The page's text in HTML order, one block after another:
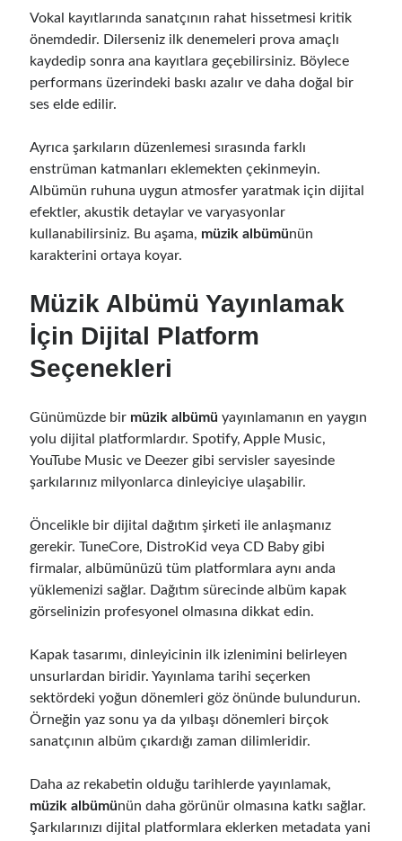
Vokal kayıtlarında sanatçının rahat hissetmesi kritik
önemdedir. Dilerseniz ilk denemeleri prova amaçlı
kaydedip sonra ana kayıtlara geçebilirsiniz. Böylece
performans üzerindeki baskı azalır ve daha doğal bir
ses elde edilir.
Ayrıca şarkıların düzenlemesi sırasında farklı
enstrüman katmanları eklemekten çekinmeyin.
Albümün ruhuna uygun atmosfer yaratmak için dijital
efektler, akustik detaylar ve varyasyonlar
kullanabilirsiniz. Bu aşama, müzik albümünün
karakterini ortaya koyar.
Müzik Albümü Yayınlamak
İçin Dijital Platform
Seçenekleri
Günümüzde bir müzik albümü yayınlamanın en yaygın
yolu dijital platformlardır. Spotify, Apple Music,
YouTube Music ve Deezer gibi servisler sayesinde
şarkılarınız milyonlarca dinleyiciye ulaşabilir.
Öncelikle bir dijital dağıtım şirketi ile anlaşmanız
gerekir. TuneCore, DistroKid veya CD Baby gibi
firmalar, albümünüzü tüm platformlara aynı anda
yüklemenizi sağlar. Dağıtım sürecinde albüm kapak
görselinizin profesyonel olmasına dikkat edin.
Kapak tasarımı, dinleyicinin ilk izlenimini belirleyen
unsurlardan biridir. Yayınlama tarihi seçerken
sektördeki yoğun dönemleri göz önünde bulundurun.
Örneğin yaz sonu ya da yılbaşı dönemleri birçok
sanatçının albüm çıkardığı zaman dilimleridir.
Daha az rekabetin olduğu tarihlerde yayınlamak,
müzik albümünün daha görünür olmasına katkı sağlar.
Şarkılarınızı dijital platformlara eklerken metadata yani